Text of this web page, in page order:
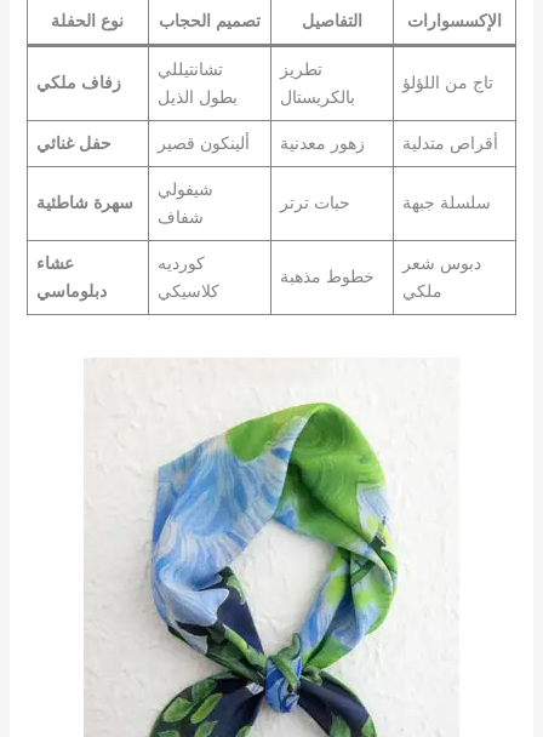
نوع الحفلة
تصميم الحجاب التفاصيل الإكسسوارات
زفاف ملكي
تشانتيللي
بطول الذيل
تطريز
بالكريستال
تاج من اللؤلؤ
حفل غنائي ألينكون قصير زهور معدنية أقراص متدلية
سهرة شاطئية
شيفولي
شفاف
حبات ترتر سلسلة جبهة
عشاء
دبلوماسي
كورديه
كلاسيكي
خطوط مذهبة
دبوس شعر
ملكي